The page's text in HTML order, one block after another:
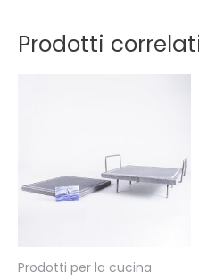
Prodotti
Prodotti per la cucina